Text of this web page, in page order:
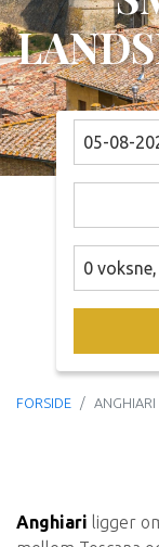
0 voksne,
FORSIDE ANGHIARI
Anghiari ligger